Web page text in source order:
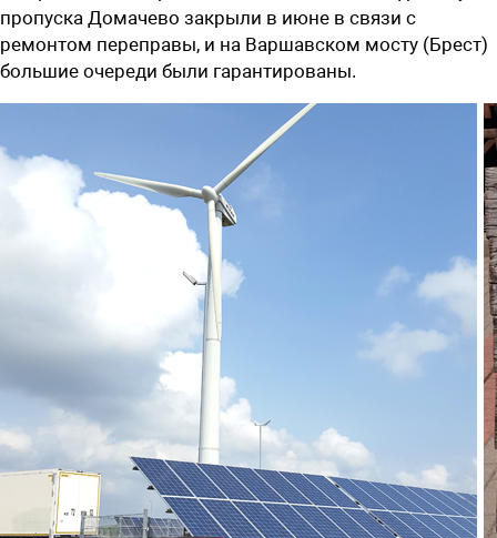
пропуска Домачево закрыли в июне в связи с
ремонтом переправы, и на Варшавском мосту (Брест)
большие очереди были гарантированы.